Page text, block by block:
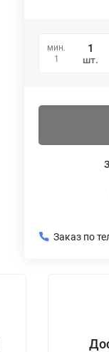
мин.
1
шт.
Заказ по